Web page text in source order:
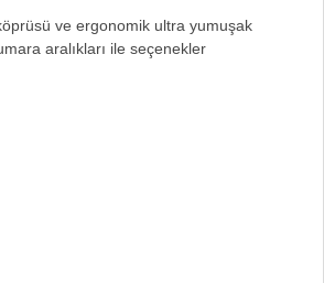
ve ergonomik ultra yumuşak
aralıkları ile seçenekler